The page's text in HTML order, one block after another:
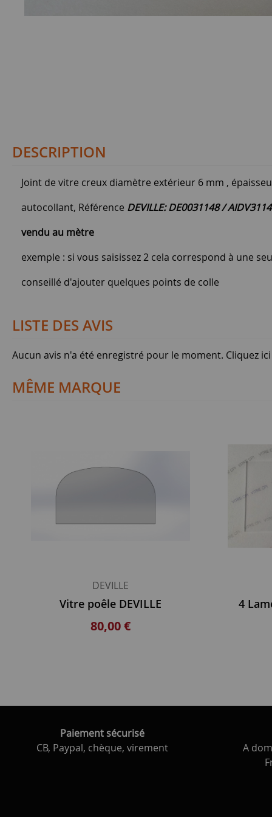
DESCRIPTION
Joint de vitre creux diamètre extérieur 6 mm ,
autocollant, Référence DEVILLE: DE0031148 /
vendu au mètre
exemple : si vous saisissez 2 cela correspond à une
conseillé d'ajouter quelques points de colle
LISTE DES AVIS
Aucun avis n'a été enregistré pour le moment. Cliquez
MÊME MARQUE
DEVILLE
Vitre poêle DEVILLE
80,00 €
4
Paiement sécurisé
CB, Paypal, chèque, virement
A